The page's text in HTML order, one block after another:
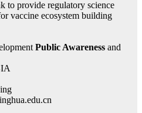
to provide regulatory science
vaccine ecosystem building
Public Awareness and